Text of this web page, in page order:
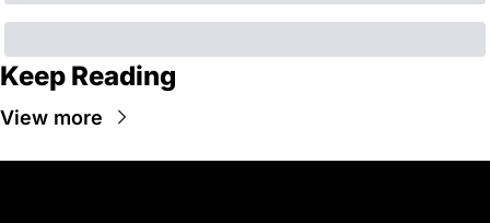
Keep Reading
View more